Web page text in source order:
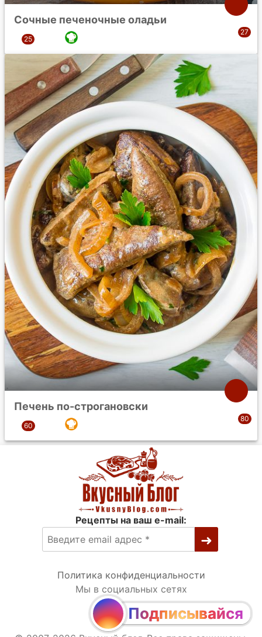
Сочные печеночные оладьи
Печень по-строгановски
Рецепты на ваш e-mail:
Политика конфиденциальности
Мы в социальных сетях
Подписывайся